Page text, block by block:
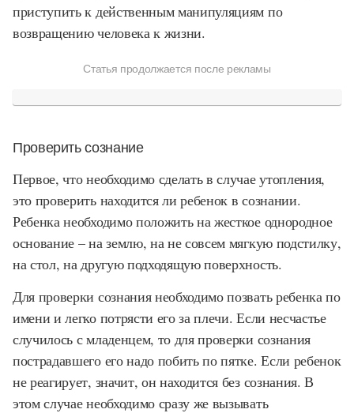
приступить к действенным манипуляциям по
возвращению человека к жизни.
Статья продолжается после рекламы
Проверить сознание
Первое, что необходимо сделать в случае утопления,
это проверить находится ли ребенок в сознании.
Ребенка необходимо положить на жесткое однородное
основание – на землю, на не совсем мягкую подстилку,
на стол, на другую подходящую поверхность.
Для проверки сознания необходимо позвать ребенка по
имени и легко потрясти его за плечи. Если несчастье
случилось с младенцем, то для проверки сознания
пострадавшего его надо побить по пятке. Если ребенок
не реагирует, значит, он находится без сознания. В
этом случае необходимо сразу же вызывать